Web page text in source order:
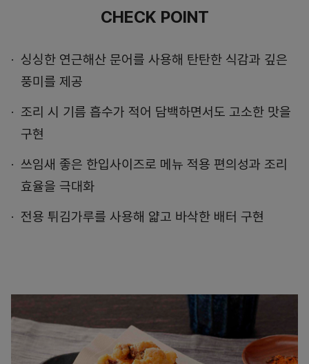
CHECK POINT
싱싱한 연근해산 문어를 사용해 탄탄한 식감과 깊은
풍미를 제공
조리 시 기름 흡수가 적어 담백하면서도 고소한 맛을
구현
쓰임새 좋은 한입사이즈로 메뉴 적용 편의성과 조리
효율을 극대화
전용 튀김가루를 사용해 얇고 바삭한 배터 구현